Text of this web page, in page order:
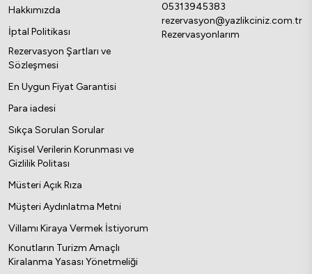
Hakkımızda
İptal Politikası
Rezervasyon Şartları ve
Sözleşmesi
En Uygun Fiyat Garantisi
Para iadesi
Sıkça Sorulan Sorular
Kişisel Verilerin Korunması ve
Gizlilik Politası
Müsteri Açık Rıza
Müşteri Aydınlatma Metni
Villamı Kiraya Vermek İstiyorum
Konutların Turizm Amaçlı
Kiralanma Yasası Yönetmeliği
05313945383
rezervasyon@yazlikciniz.com.tr
Rezervasyonlarım